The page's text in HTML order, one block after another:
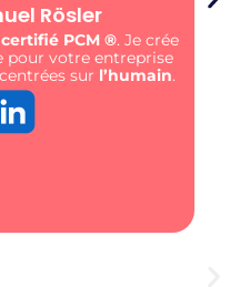
Rösler
PCM ®️. Je crée
votre entreprise
surl’humain.